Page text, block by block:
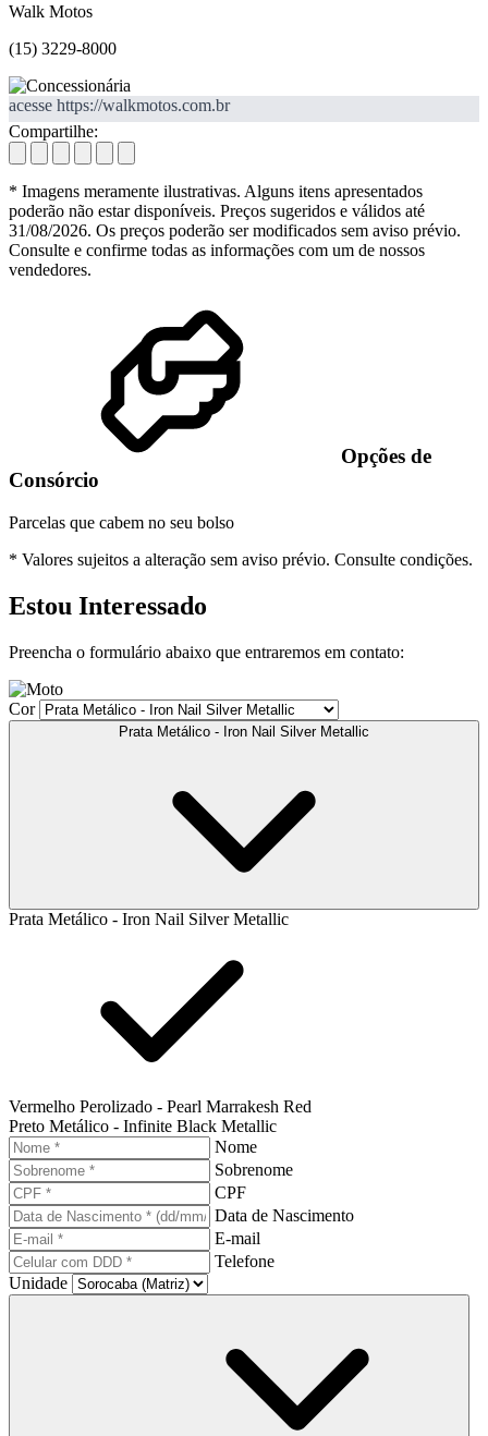
Walk Motos
(15) 3229-8000
acesse https://walkmotos.com.br
Compartilhe:
* Imagens meramente ilustrativas. Alguns itens apresentados
poderão não estar disponíveis. Preços sugeridos e válidos até
31/08/2026. Os preços poderão ser modificados sem aviso prévio.
Consulte e confirme todas as informações com um de nossos
vendedores.
Opções de
Consórcio
Parcelas que cabem no seu bolso
* Valores sujeitos a alteração sem aviso prévio. Consulte condições.
Estou Interessado
Preencha o formulário abaixo que entraremos em contato:
Cor
Prata Metálico - Iron Nail Silver Metallic
Prata Metálico - Iron Nail Silver Metallic
Vermelho Perolizado - Pearl Marrakesh Red
Preto Metálico - Infinite Black Metallic
Nome
Sobrenome
CPF
Data de Nascimento
E-mail
Telefone
Unidade